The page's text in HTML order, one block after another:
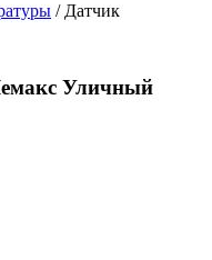
/ Датчик
Уличный